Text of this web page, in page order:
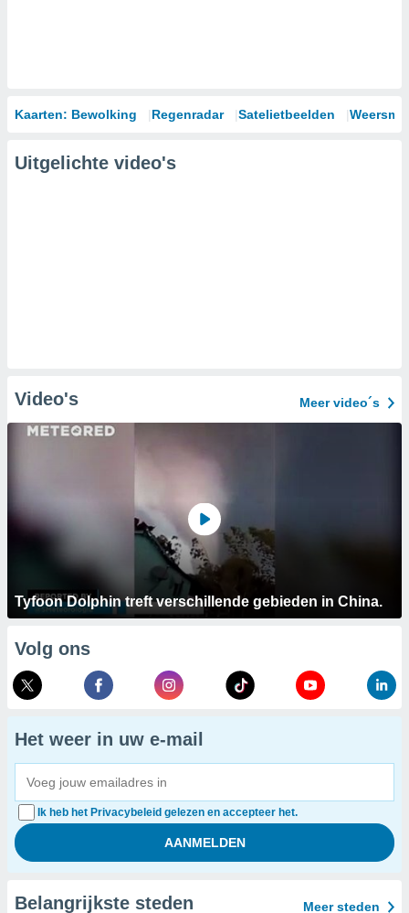
Kaarten: Bewolking Regenradar Satelietbeelden
Uitgelichte video's
Video's Meer video´s
Tyfoon Dolphin treft verschillende gebieden in China.
Volg ons
Het weer in uw e-mail
Ik heb het Privacybeleid gelezen en accepteer het.
Belangrijkste steden Meer steden